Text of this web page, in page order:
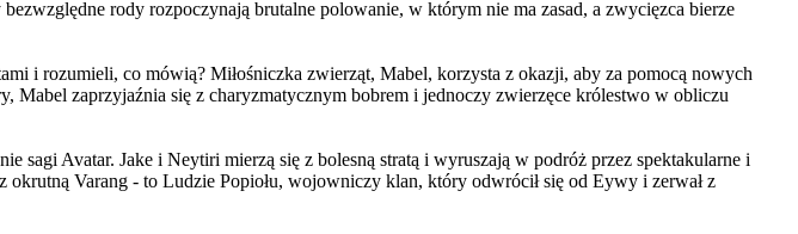
rody rozpoczynają brutalne polowanie, w którym nie ma zasad, a zwycięzca bierze
i rozumieli, co mówią? Miłośniczka zwierząt, Mabel, korzysta z okazji, aby za pomocą nowych
Mabel zaprzyjaźnia się z charyzmatycznym bobrem i jednoczy zwierzęce królestwo w obliczu
sagi Avatar. Jake i Neytiri mierzą się z bolesną stratą i wyruszają w podróż przez spektakularne i
Varang - to Ludzie Popiołu, wojowniczy klan, który odwrócił się od Eywy i zerwał z